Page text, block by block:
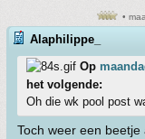
•
Alaphilippe_
Op
het volgende:
Oh die wk pool post
Toch weer een beetje